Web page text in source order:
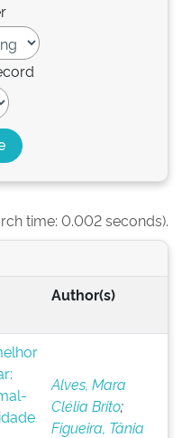
time: 0.002 seconds).
Author(s)
Alves, Mara
Clélia Brito;
Figueira, Tânia